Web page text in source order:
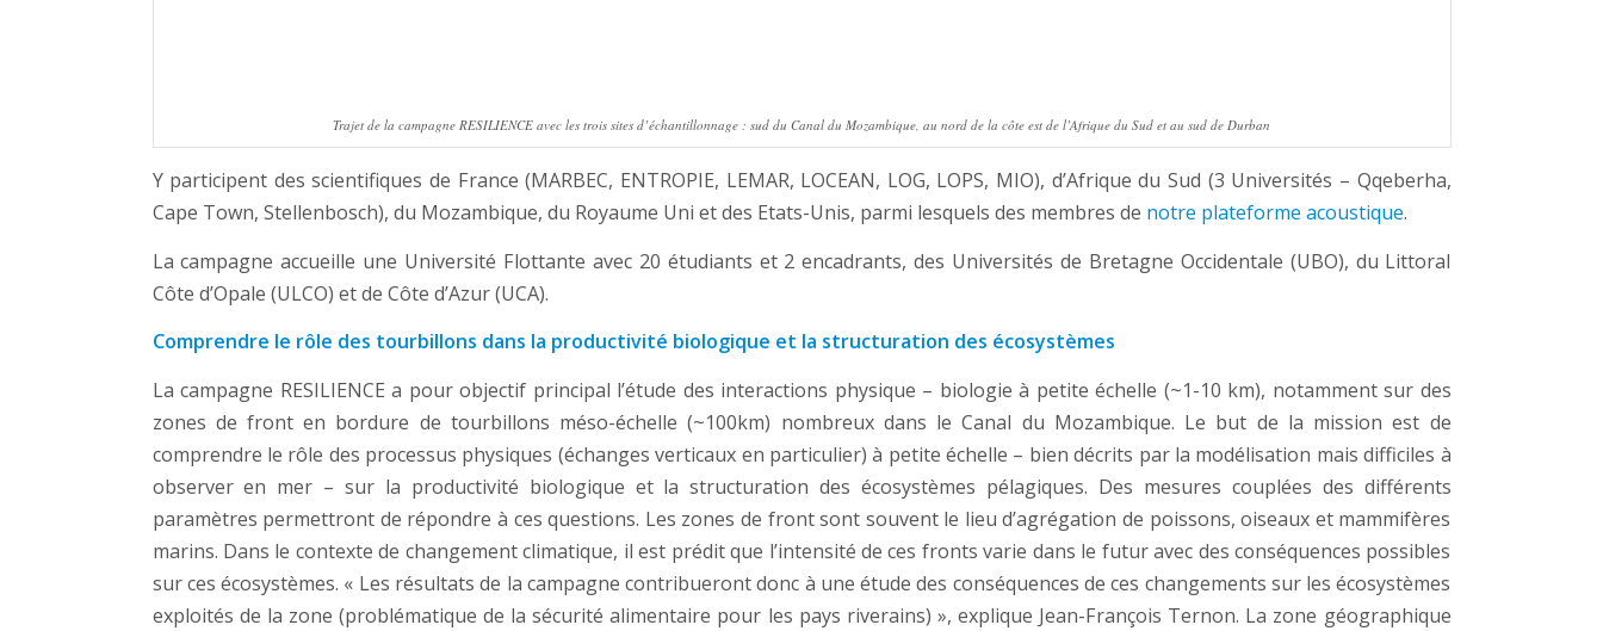
Trajet de la campagne RESILIENCE avec les trois sites d’échantillonnage : sud du Canal du Mozambique, au nord de la côte est de l’Afrique du Sud et au sud de Durban
Y participent des scientifiques de France (MARBEC, ENTROPIE, LEMAR, LOCEAN, LOG, LOPS, MIO), d’Afrique du Sud (3 Universités – Qqeberha,
Cape Town, Stellenbosch), du Mozambique, du Royaume Uni et des Etats-Unis, parmi lesquels des membres de notre plateforme acoustique.
La campagne accueille une Université Flottante avec 20 étudiants et 2 encadrants, des Universités de Bretagne Occidentale (UBO), du Littoral
Côte d’Opale (ULCO) et de Côte d’Azur (UCA).
Comprendre le rôle des tourbillons dans la productivité biologique et la structuration des écosystèmes
La campagne RESILIENCE a pour objectif principal l’étude des interactions physique – biologie à petite échelle (~1-10 km), notamment sur des
zones de front en bordure de tourbillons méso-échelle (~100km) nombreux dans le Canal du Mozambique. Le but de la mission est de
comprendre le rôle des processus physiques (échanges verticaux en particulier) à petite échelle – bien décrits par la modélisation mais difficiles à
observer en mer – sur la productivité biologique et la structuration des écosystèmes pélagiques. Des mesures couplées des différents
paramètres permettront de répondre à ces questions. Les zones de front sont souvent le lieu d’agrégation de poissons, oiseaux et mammifères
marins. Dans le contexte de changement climatique, il est prédit que l’intensité de ces fronts varie dans le futur avec des conséquences possibles
sur ces écosystèmes. « Les résultats de la campagne contribueront donc à une étude des conséquences de ces changements sur les écosystèmes
exploités de la zone (problématique de la sécurité alimentaire pour les pays riverains) », explique Jean-François Ternon. La zone géographique